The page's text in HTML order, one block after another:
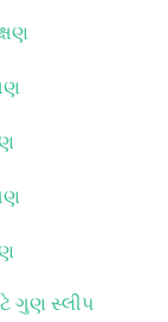
ગુણ સ્લીપ